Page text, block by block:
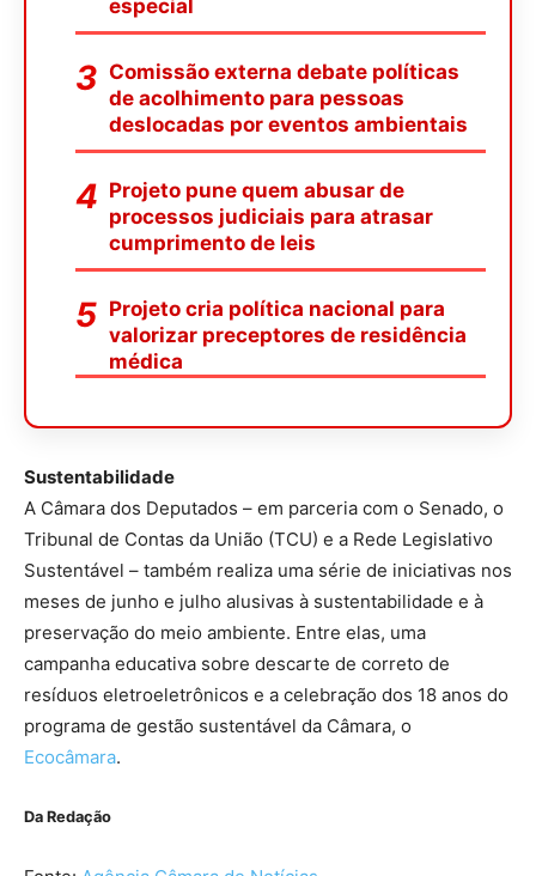
especial
Comissão externa debate políticas
de acolhimento para pessoas
deslocadas por eventos ambientais
Projeto pune quem abusar de
processos judiciais para atrasar
cumprimento de leis
Projeto cria política nacional para
valorizar preceptores de residência
médica
Sustentabilidade
A Câmara dos Deputados – em parceria com o Senado, o
Tribunal de Contas da União (TCU) e a Rede Legislativo
Sustentável – também realiza uma série de iniciativas nos
meses de junho e julho alusivas à sustentabilidade e à
preservação do meio ambiente. Entre elas, uma
campanha educativa sobre descarte de correto de
resíduos eletroeletrônicos e a celebração dos 18 anos do
programa de gestão sustentável da Câmara, o
Ecocâmara.
Da Redação